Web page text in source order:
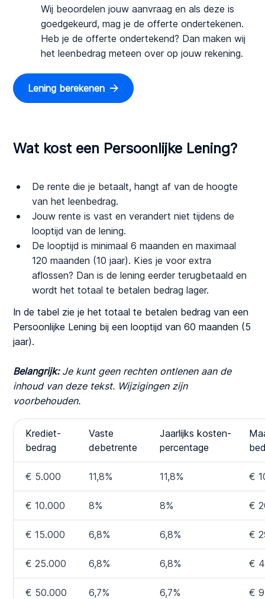
Wij beoordelen jouw aanvraag en als deze is
goedgekeurd, mag je de offerte ondertekenen.
Heb je de offerte ondertekend? Dan maken wij
het leenbedrag meteen over op jouw rekening.
Lening berekenen
Wat kost een Persoonlijke Lening?
De rente die je betaalt, hangt af van de hoogte
van het leenbedrag.
Jouw rente is vast en verandert niet tijdens de
looptijd van de lening.
De looptijd is minimaal 6 maanden en maximaal
120 maanden (10 jaar). Kies je voor extra
aflossen? Dan is de lening eerder terugbetaald en
wordt het totaal te betalen bedrag lager.
In de tabel zie je het totaal te betalen bedrag van een
Persoonlijke Lening bij een looptijd van 60 maanden (5
jaar).
Belangrijk:Je kunt geen rechten ontlenen aan de
inhoud van deze tekst. Wijzigingen zijn
voorbehouden.
Krediet-
bedrag
Vaste
debetrente
Jaarlijks kosten-
percentage
€ 5.000 11,8% 11,8% €
€ 10.000 8% 8% €
€ 15.000 6,8% 6,8% €
€ 25.000 6,8% 6,8% €
€ 50.000 6,7% 6,7% €